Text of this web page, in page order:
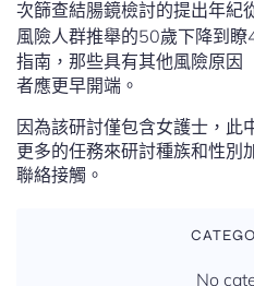
次篩查結腸鏡檢討的提出年紀
風險人群推舉的50歲下降到瞭
指南，那些具有其他風險原因
者應更早開端。
因為該研討僅包含女護士，此
更多的任務來研討種族和性別
聯絡接觸。
No